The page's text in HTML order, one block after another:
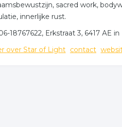
sacred work,
innerlijke rust.
18767622, Erkstraat 3, 6417 AE
over Star of Light contact